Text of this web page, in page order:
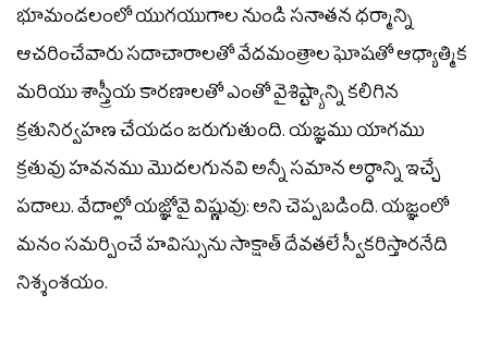
భూమండలంలో యుగయుగాల నుండి సనాతన ధర్మాన్ని
ఆచరించేవారు సదాచారాలతో వేదమంత్రాల ఘోషతో ఆధ్యాత్మిక
మరియు శాస్త్రీయ కారణాలతో ఎంతో వైశిష్ట్యాన్ని కలిగిన
క్రతునిర్వహణ చేయడం జరుగుతుంది. యజ్ఞము యాగము
క్రతువు హవనము మొదలగునవి అన్నీ సమాన అర్ధాన్ని ఇచ్చే
పదాలు. వేదాల్లో యజ్ఞోవై విష్ణువు: అని చెప్పబడింది. యజ్ఞంలో
మనం సమర్పించే హవిస్సును సాక్షాత్ దేవతలే స్వీకరిస్తారనేది
నిశ్శంశయం.